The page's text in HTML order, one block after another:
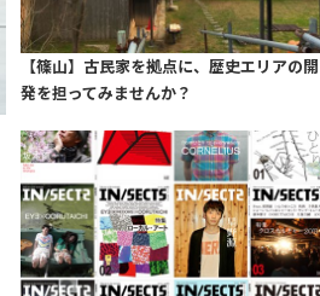
【篠山】古民家を拠点に、歴史エリアの開
発を担ってみませんか？